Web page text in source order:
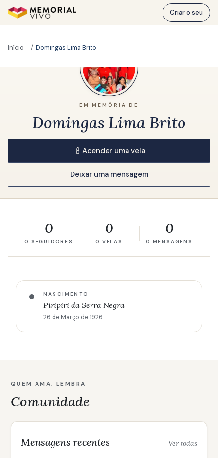
Ir para o conteúdo principal
Criar o seu
Início Domingas Lima Brito
EM MEMÓRIA DE
Domingas Lima Brito
Acender uma vela
Deixar uma mensagem
0
0 SEGUIDORES
0
0 VELAS
0
0 MENSAGENS
NASCIMENTO
Piripiri da Serra Negra
26 de Março de 1926
QUEM AMA, LEMBRA
Comunidade
Mensagens recentes Ver todas